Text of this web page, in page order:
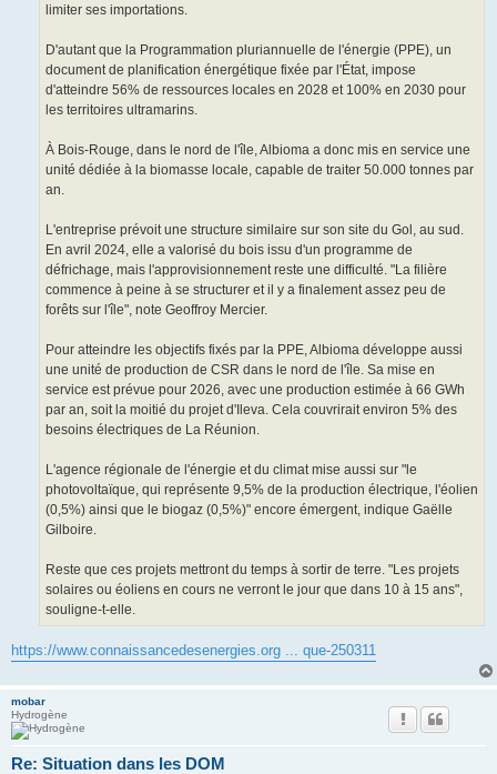
limiter ses importations.
D'autant que la Programmation pluriannuelle de l'énergie (PPE), un
document de planification énergétique fixée par l'État, impose
d'atteindre 56% de ressources locales en 2028 et 100% en 2030 pour
les territoires ultramarins.
À Bois-Rouge, dans le nord de l'île, Albioma a donc mis en service une
unité dédiée à la biomasse locale, capable de traiter 50.000 tonnes par
an.
L'entreprise prévoit une structure similaire sur son site du Gol, au sud.
En avril 2024, elle a valorisé du bois issu d'un programme de
défrichage, mais l'approvisionnement reste une difficulté. "La filière
commence à peine à se structurer et il y a finalement assez peu de
forêts sur l'île", note Geoffroy Mercier.
Pour atteindre les objectifs fixés par la PPE, Albioma développe aussi
une unité de production de CSR dans le nord de l'île. Sa mise en
service est prévue pour 2026, avec une production estimée à 66 GWh
par an, soit la moitié du projet d'Ileva. Cela couvrirait environ 5% des
besoins électriques de La Réunion.
L'agence régionale de l'énergie et du climat mise aussi sur "le
photovoltaïque, qui représente 9,5% de la production électrique, l'éolien
(0,5%) ainsi que le biogaz (0,5%)" encore émergent, indique Gaëlle
Gilboire.
Reste que ces projets mettront du temps à sortir de terre. "Les projets
solaires ou éoliens en cours ne verront le jour que dans 10 à 15 ans",
souligne-t-elle.
https://www.connaissancedesenergies.org ... que-250311
mobar
Hydrogène
Re: Situation dans les DOM